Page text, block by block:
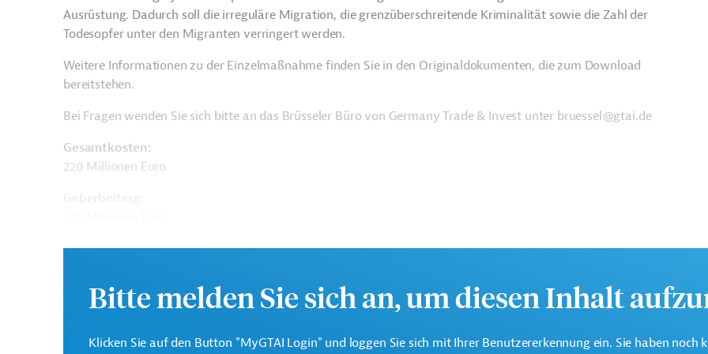
Ausrüstung. Dadurch soll die irreguläre Migration, die grenzüberschreitende Kriminalität sowie die Zahl der
Todesopfer unter den Migranten verringert werden.
Weitere Informationen zu der Einzelmaßnahme finden Sie in den Originaldokumenten, die zum Download
bereitstehen.
Bei Fragen wenden Sie sich bitte an das Brüsseler Büro von Germany Trade & Invest unter bruessel@gtai.de
Gesamtkosten:
220 Millionen Euro
Kontaktadresse
Bitte melden Sie sich an, um diesen Inhalt
Klicken Sie auf den Button "MyGTAI Login" und loggen Sie sich mit Ihrer Benutzererkennung ein. Sie haben noch